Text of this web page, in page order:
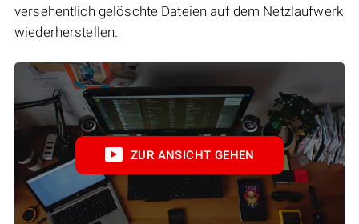
versehentlich gelöschte Dateien auf dem Netzlaufwerk
wiederherstellen.
ZUR ANSICHT GEHEN